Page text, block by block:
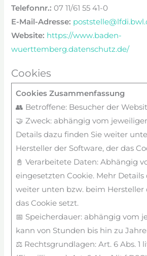
Telefonnr.: 07 11/61 55 41-0
E-Mail-Adresse:
Website: https://www.baden-
wuerttemberg.datenschutz.de/
Cookies
Cookies Zusammenfassung
👥 Betroffene: Besucher der
🤝 Zweck: abhängig vom
Details dazu finden Sie weiter
Hersteller der Software, der das
📓 Verarbeitete Daten: Abhängig
eingesetzten Cookie. Mehr Details
weiter unten bzw. beim Hersteller
das Cookie setzt.
📅 Speicherdauer: abhängig vom
kann von Stunden bis hin zu
⚖️ Rechtsgrundlagen: Art. 6 Abs. 1